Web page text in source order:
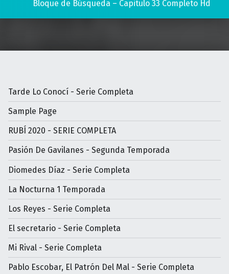
Bloque de Búsqueda – Capitulo 33 Completo Hd
Tarde Lo Conocí - Serie Completa
Sample Page
RUBÍ 2020 - SERIE COMPLETA
Pasión De Gavilanes - Segunda Temporada
Diomedes Díaz - Serie Completa
La Nocturna 1 Temporada
Los Reyes - Serie Completa
El secretario - Serie Completa
Mi Rival - Serie Completa
Pablo Escobar, El Patrón Del Mal - Serie Completa